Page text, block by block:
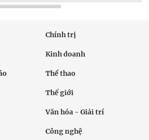
Chính trị
Kinh doanh
Thể thao
Thế giới
Văn hóa - Giải trí
Công nghệ